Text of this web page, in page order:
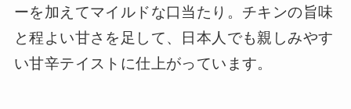
ーを加えてマイルドな口当たり。チキンの旨味
と程よい甘さを足して、日本人でも親しみやす
い甘辛テイストに仕上がっています。